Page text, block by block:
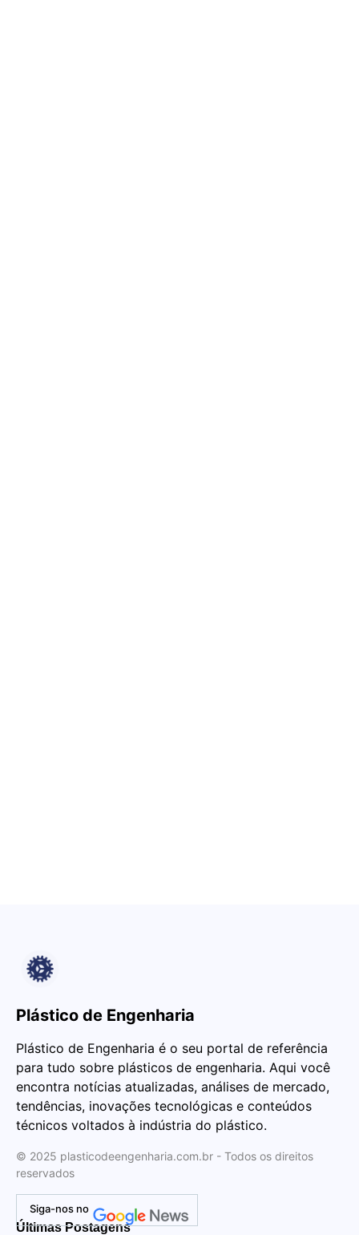
Plástico de Engenharia
Plástico de Engenharia é o seu portal de referência
para tudo sobre plásticos de engenharia. Aqui você
encontra notícias atualizadas, análises de mercado,
tendências, inovações tecnológicas e conteúdos
técnicos voltados à indústria do plástico.
© 2025 plasticodeengenharia.com.br - Todos os direitos
reservados
Siga-nos no
Últimas Postagens